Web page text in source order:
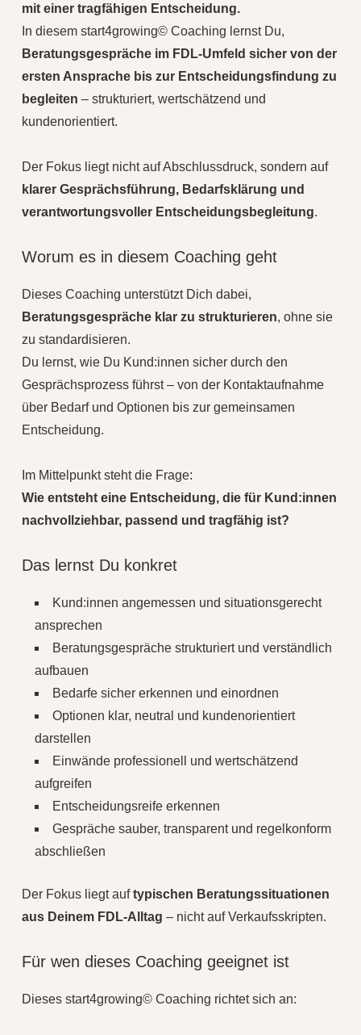
mit einer tragfähigen Entscheidung.
In diesem start4growing© Coaching lernst Du,
Beratungsgespräche im FDL-Umfeld sicher von der
ersten Ansprache bis zur Entscheidungsfindung zu
begleiten – strukturiert, wertschätzend und
kundenorientiert.
Der Fokus liegt nicht auf Abschlussdruck, sondern auf
klarer Gesprächsführung, Bedarfsklärung und
verantwortungsvoller Entscheidungsbegleitung.
Worum es in diesem Coaching geht
Dieses Coaching unterstützt Dich dabei,
Beratungsgespräche klar zu strukturieren, ohne sie
zu standardisieren.
Du lernst, wie Du Kund:innen sicher durch den
Gesprächsprozess führst – von der Kontaktaufnahme
über Bedarf und Optionen bis zur gemeinsamen
Entscheidung.
Im Mittelpunkt steht die Frage:
Wie entsteht eine Entscheidung, die für Kund:innen
nachvollziehbar, passend und tragfähig ist?
Das lernst Du konkret
Kund:innen angemessen und situationsgerecht
ansprechen
Beratungsgespräche strukturiert und verständlich
aufbauen
Bedarfe sicher erkennen und einordnen
Optionen klar, neutral und kundenorientiert
darstellen
Einwände professionell und wertschätzend
aufgreifen
Entscheidungsreife erkennen
Gespräche sauber, transparent und regelkonform
abschließen
Der Fokus liegt auftypischen Beratungssituationen
aus Deinem FDL-Alltag – nicht auf Verkaufsskripten.
Für wen dieses Coaching geeignet ist
Dieses start4growing© Coaching richtet sich an: